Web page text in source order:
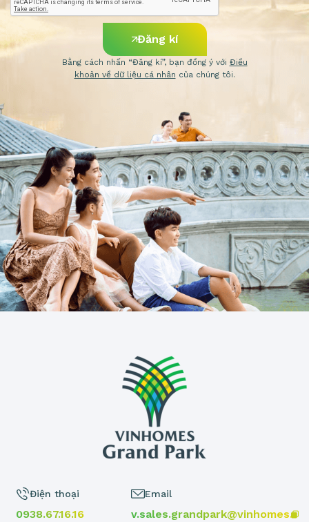
Bằng cách nhấn “Đăng kí”, bạn đồng ý với Điều
khoản về dữ liệu cá nhân của chúng tôi.
Đăng kí
Điện thoại
0938.67.16.16
Email
v.sales.grandpark@vinhomes.vn